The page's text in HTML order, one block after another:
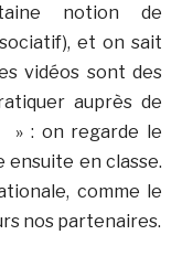
notion de
et on sait
vidéos sont des
auprès de
» : on regarde le
en classe.
comme le
nos partenaires.